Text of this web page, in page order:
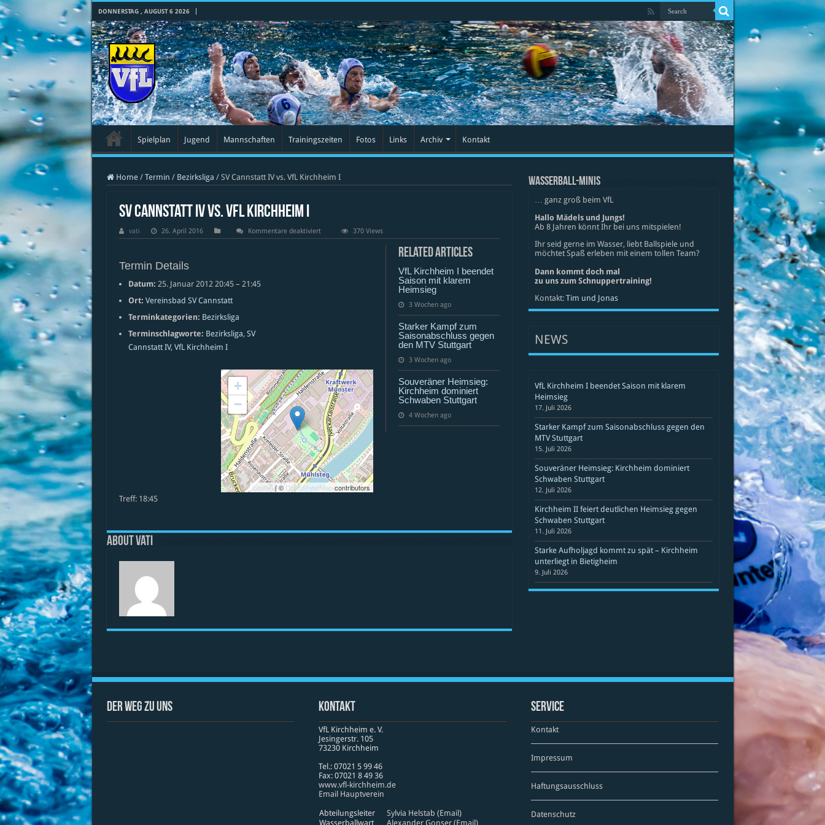
DONNERSTAG , AUGUST 6 2026
Spielplan Jugend Mannschaften Trainingszeiten Fotos Links Archiv Kontakt
Home / Termin / Bezirksliga / SV Cannstatt IV vs. VfL Kirchheim I
SV Cannstatt IV vs. VfL Kirchheim I
vati 26. April 2016 Kommentare deaktiviertfür
SV
370 Views
Related Articles
VfL Kirchheim I beendet
Saison mit klarem
Heimsieg
3 Wochen ago
Starker Kampf zum
Saisonabschluss gegen
den MTV Stuttgart
3 Wochen ago
Souveräner Heimsieg:
Kirchheim dominiert
Schwaben Stuttgart
4 Wochen ago
Termin Details
Datum: 25. Januar 2012 20:45– 21:45
Ort: Vereinsbad SV Cannstatt
Terminkategorien: Bezirksliga
Terminschlagworte: Bezirksliga, SV
Cannstatt IV, VfL Kirchheim I
+
−
Leaflet| ©OpenStreetMapcontributors
Treff: 18:45
About vati
WASSERBALL-MINIS
… ganz groß beim VfL
Hallo Mädels und Jungs!
Ab 8 Jahren könnt Ihr bei uns mitspielen!
Ihr seid gerne im Wasser, liebt Ballspiele und
möchtet Spaß erleben mit einem tollen Team?
Dann kommt doch mal
zu uns zum Schnuppertraining!
Kontakt: Tim und Jonas
NEWS
VfL Kirchheim I beendet Saison mit klarem
Heimsieg
17. Juli 2026
Starker Kampf zum Saisonabschluss gegen den
MTV Stuttgart
15. Juli 2026
Souveräner Heimsieg: Kirchheim dominiert
Schwaben Stuttgart
12. Juli 2026
Kirchheim II feiert deutlichen Heimsieg gegen
Schwaben Stuttgart
11. Juli 2026
Starke Aufholjagd kommt zu spät – Kirchheim
unterliegt in Bietigheim
9. Juli 2026
Der Weg zu uns Kontakt
VfL Kirchheim e. V.
Jesinger­str. 105
73230 Kirch­heim
Tel.: 07021 5 99 46
Fax: 07021 8 49 36
www​.vfl​-kirch​heim​.de
Email Hauptverein
Abteilungsleiter
Sylvia Helstab (Email)
Wasserballwart
Alexander Gonser (Email)
Service
Kontakt
Impressum
Haftungsausschluss
Datenschutz